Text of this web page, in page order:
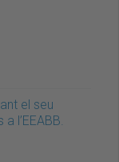
el seu
l’EEABB.